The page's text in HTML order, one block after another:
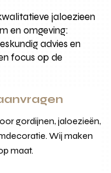
jaloezieen
en omgeving:
advies en
focus op de
gordijnen, jaloezieën,
Wij maken
maat.